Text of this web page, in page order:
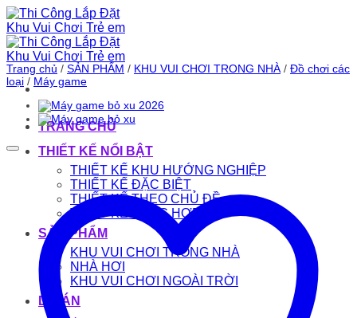
Bỏ
qua
nội
dung
TRANG CHỦ
THIẾT KẾ NỔI BẬT
THIẾT KẾ KHU HƯỚNG NGHIỆP
THIẾT KẾ ĐẶC BIỆT
THIẾT KẾ THEO CHỦ ĐỀ
THIẾT KẾ TỔNG HỢP
SẢN PHẨM
KHU VUI CHƠI TRONG NHÀ
NHÀ HƠI
KHU VUI CHƠI NGOÀI TRỜI
DỰ ÁN
Trang chủ / SẢN PHẨM / KHU VUI CHƠI TRONG NHÀ / Đồ chơi các
loại / Máy game